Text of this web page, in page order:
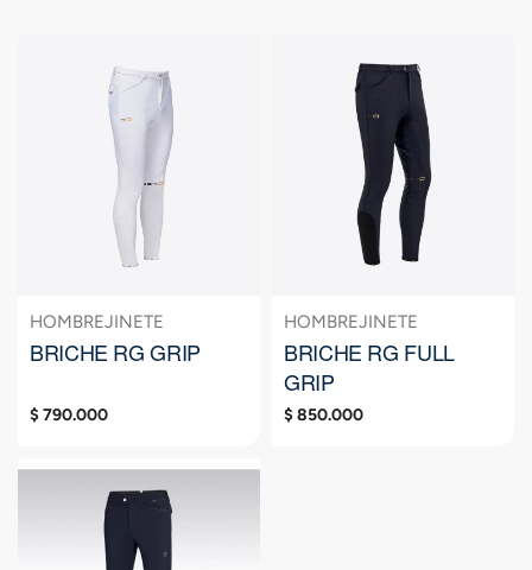
HOMBREJINETE
BRICHE RG GRIP
$790.000
HOMBREJINETE
BRICHE RG FULL
GRIP
$850.000